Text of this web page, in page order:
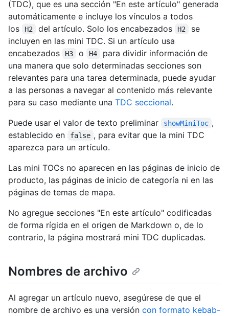
(TDC), que es una sección "En este artículo" generada
automáticamente e incluye los vínculos a todos
los
H2 del artículo. Solo los encabezados H2
se
incluyen en las mini TDC. Si un artículo usa
encabezados
H3 o H4
para dividir información de
una manera que solo determinadas secciones son
relevantes para una tarea determinada, puede ayudar
a las personas a navegar al contenido más relevante
para su caso mediante una TDC seccional.
Puede usar el valor de texto preliminar
showMiniToc ,
establecido en
false , para evitar que la mini TDC
aparezca para un artículo.
Las mini TOCs no aparecen en las páginas de inicio de
producto, las páginas de inicio de categoría ni en las
páginas de temas de mapa.
No agregue secciones "En este artículo" codificadas
de forma rígida en el origen de Markdown o, de lo
contrario, la página mostrará mini TDC duplicadas.
Nombres de archivo
Al agregar un artículo nuevo, asegúrese de que el
nombre de archivo es una versión con formato kebab-